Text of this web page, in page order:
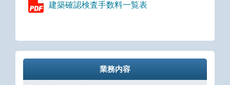
建築確認検査手数料一覧表
業務内容